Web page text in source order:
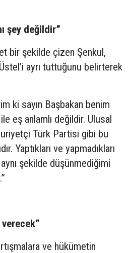
şey değildir”
bir şekilde çizen Şenkul,
ayrı tuttuğunu belirterek
ki sayın Başbakan benim
eş anlamlı değildir. Ulusal
Türk Partisi gibi bu
Yaptıkları ve yapmadıkları
şekilde düşünmediğimi
ve hükümetin